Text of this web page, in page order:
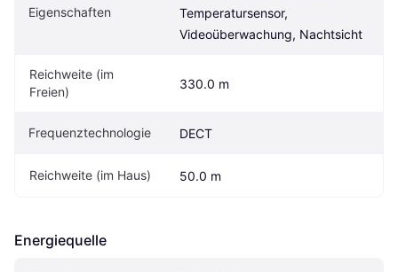
Eigen­schaften
Temperatursensor,
Videoüberwachung, Nachtsicht
Reichweite (im
Freien)
330.0 m
Frequenztechnologie DECT
Reichweite (im Haus) 50.0 m
Energiequelle